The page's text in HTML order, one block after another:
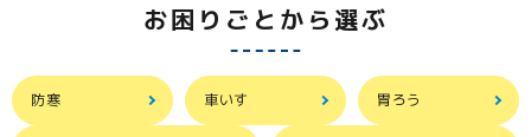
お困りごとから選ぶ
防寒 車いす 胃ろう